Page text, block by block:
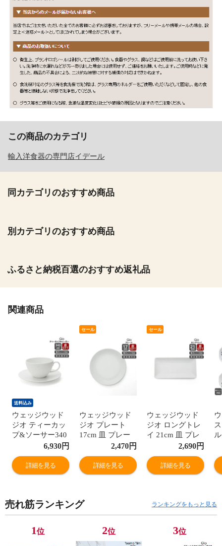
この商品のカテゴリ
輸入洋食器の専門店イデール
同カテゴリのおすすめ商品
別カテゴリのおすすめ商品
ふるさと納税百選のおすすめ返礼品
関連商品
送料込み
ウェッジウッド
ジオ ティーカッ
プ&ソーサー340
ｍｌ ギフト 結婚
祝い プレゼント
贈り物 【食器 カ
トラリー】【ギ
6,930円
詳細を見る
セール
ウェッジウッド
ジオ プレート
17cm 皿 プレー
ト ギフト 結婚祝
い プレゼント 贈
り物 【食器 カト
ラリー】【ギフ
2,470円
詳細を見る
セール
ウェッジウッド
ジオ ロングトレ
イ 21cm 皿 プレ
ート ギフト 結婚
祝い プレゼント
贈り物 【食器 カ
トラリー】【ギ
2,690円
詳細を見る
売れ筋ランキング ランキングをもっと見る
1位 2位 3位